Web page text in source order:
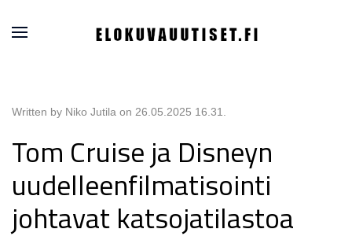
Written by Niko Jutila on 26.05.2025 16.31
Tom Cruise ja Disneyn
uudelleenfilmatisointi
johtavat katsojatilastoa